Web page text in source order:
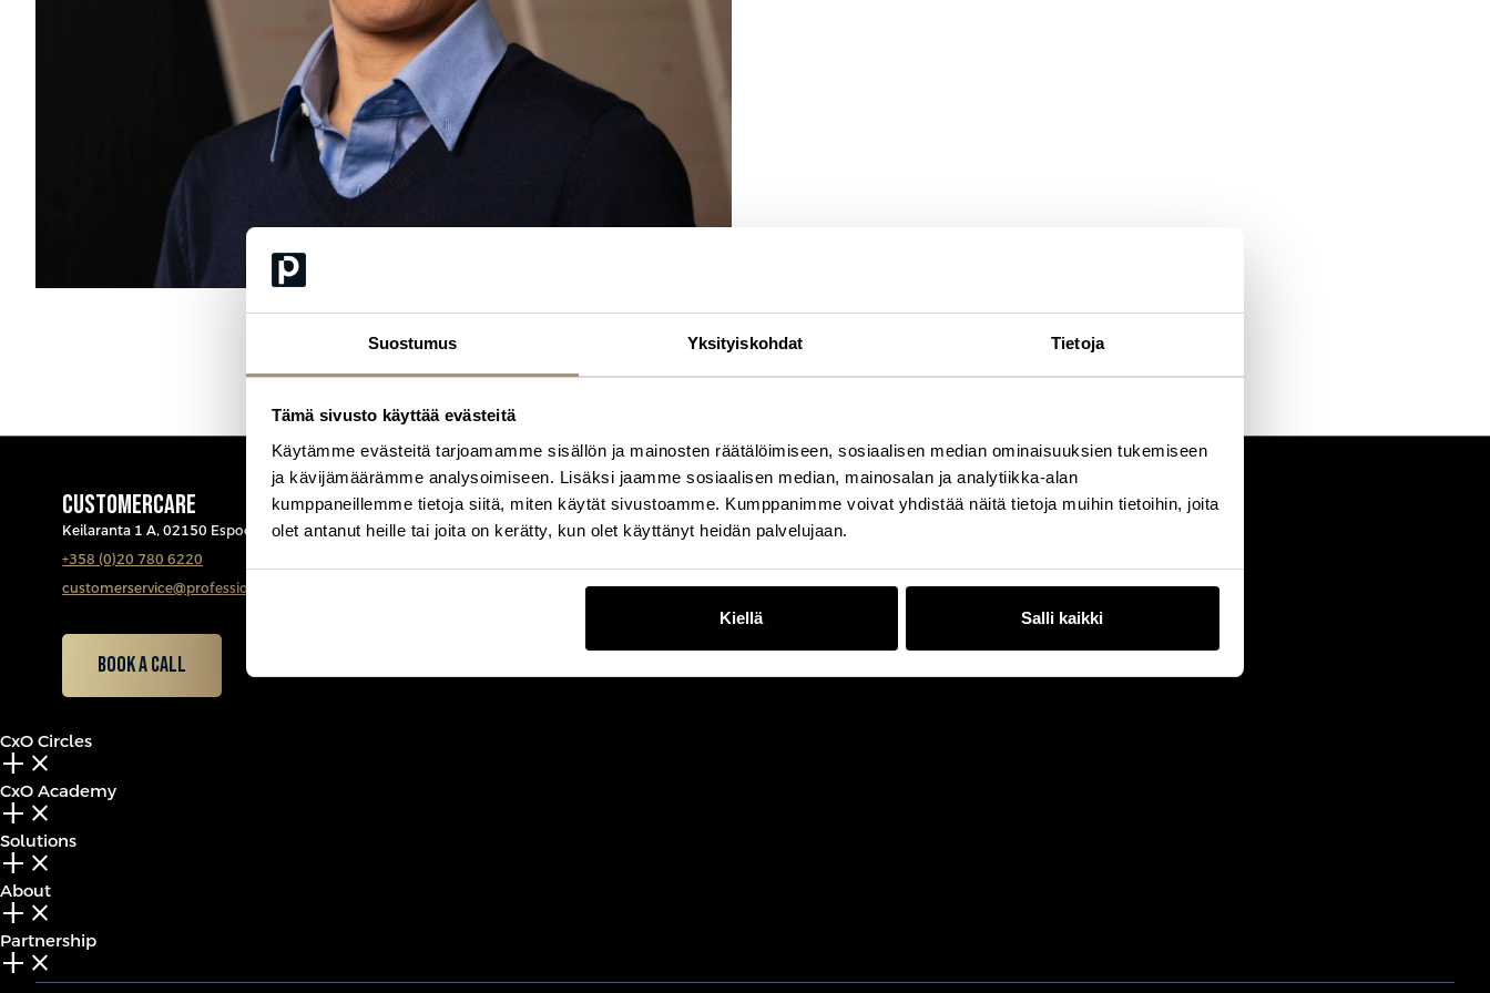
Suostumus Yksityiskohdat Tietoja
Tämä sivusto käyttää evästeitä
Käytämme evästeitä tarjoamamme sisällön ja mainosten räätälöimiseen, sosiaalisen median ominaisuuksien tukemiseen
ja kävijämäärämme analysoimiseen. Lisäksi jaamme sosiaalisen median, mainosalan ja analytiikka-alan
kumppaneillemme tietoja siitä, miten käytät sivustoamme. Kumppanimme voivat yhdistää näitä tietoja muihin tietoihin, joita
olet antanut heille tai joita on kerätty, kun olet käyttänyt heidän palvelujaan.
Kiellä Salli kaikki
CUSTOMERCARE
Keilaranta 1 A, 02150 Espoo
+358 (0)20 780 6220
customerservice@professio.fi
Book a call
CxO Circles
add_2 close
CxO Academy
add_2 close
Solutions
add_2 close
About
add_2 close
Partnership
add_2 close